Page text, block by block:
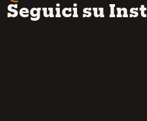
Seguici su